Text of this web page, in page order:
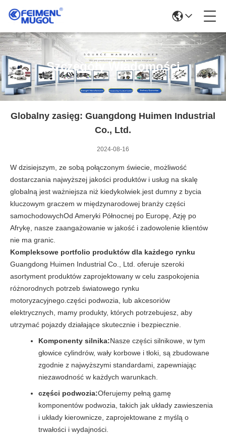
Szczegóły Wiadomości
Globalny zasięg: Guangdong Huimen Industrial
Co., Ltd.
2024-08-16
W dzisiejszym, ze sobą połączonym świecie, możliwość
dostarczania najwyższej jakości produktów i usług na skalę
globalną jest ważniejsza niż kiedykolwiek.jest dumny z bycia
kluczowym graczem w międzynarodowej branży części
samochodowychOd Ameryki Północnej po Europę, Azję po
Afrykę, nasze zaangażowanie w jakość i zadowolenie klientów
nie ma granic.
Kompleksowe portfolio produktów dla każdego rynku
Guangdong Huimen Industrial Co., Ltd. oferuje szeroki
asortyment produktów zaprojektowany w celu zaspokojenia
różnorodnych potrzeb światowego rynku
motoryzacyjnego.części podwozia, lub akcesoriów
elektrycznych, mamy produkty, których potrzebujesz, aby
utrzymać pojazdy działające skutecznie i bezpiecznie.
Komponenty silnika:Nasze części silnikowe, w tym
głowice cylindrów, wały korbowe i tłoki, są zbudowane
zgodnie z najwyższymi standardami, zapewniając
niezawodność w każdych warunkach.
części podwozia:Oferujemy pełną gamę
komponentów podwozia, takich jak układy zawieszenia
i układy kierownicze, zaprojektowane z myślą o
trwałości i wydajności.